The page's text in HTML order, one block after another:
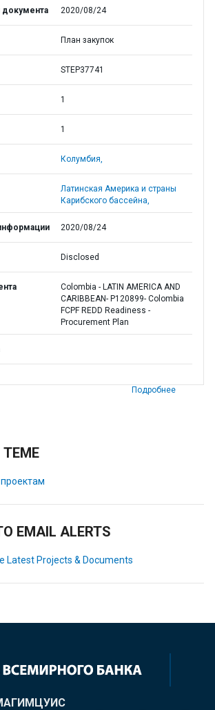
документа 2020/08/24
План закупок
STEP37741
1
1
Колумбия,
Латинская Америка и страны
Карибского бассейна,
2020/08/24
Disclosed
Colombia - LATIN AMERICA AND
CARIBBEAN- P120899- Colombia
FCPF REDD Readiness -
Procurement Plan
Подробнее
EMAIL ALERTS
Latest Projects & Documents
МЦУИС